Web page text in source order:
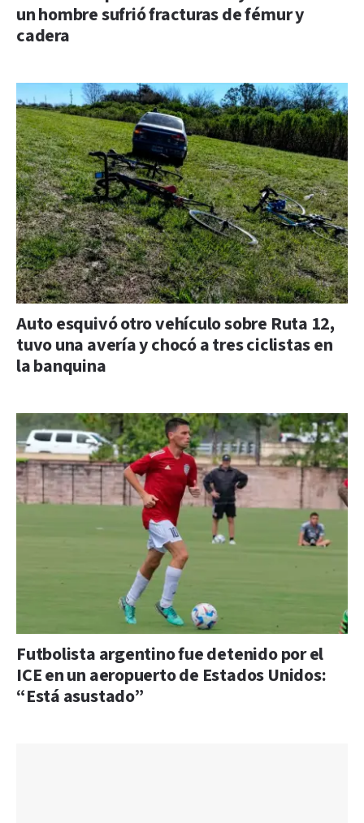
un hombre sufrió fracturas de fémur y
cadera
Auto esquivó otro vehículo sobre Ruta 12,
tuvo una avería y chocó a tres ciclistas en
la banquina
Futbolista argentino fue detenido por el
ICE en un aeropuerto de Estados Unidos:
“Está asustado”